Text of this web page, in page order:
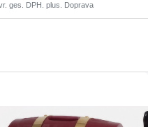
ges. DPH. plus. Doprava